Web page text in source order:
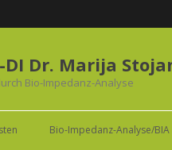
Dr. Marija
Bio-Impedanz-Analyse
Bio-Impedanz-Analyse/BIA